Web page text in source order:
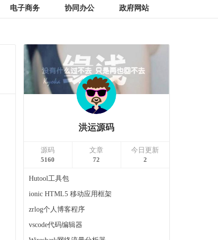
电子商务 协同办公 政府网站
洪运源码
源码
5160
文章
72
今日更新
2
Hutool工具包
ionic HTML5 移动应用框架
zrlog个人博客程序
vscode代码编辑器